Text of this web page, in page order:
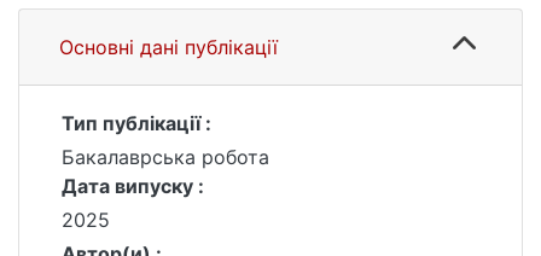
Основні дані публікації
Тип публікації :
Бакалаврська робота
Дата випуску :
2025